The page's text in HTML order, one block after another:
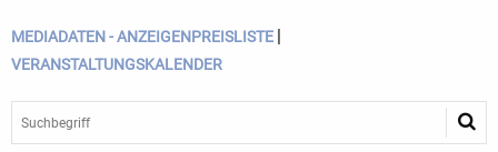
MEDIADATEN - ANZEIGENPREISLISTE |
VERANSTALTUNGSKALENDER